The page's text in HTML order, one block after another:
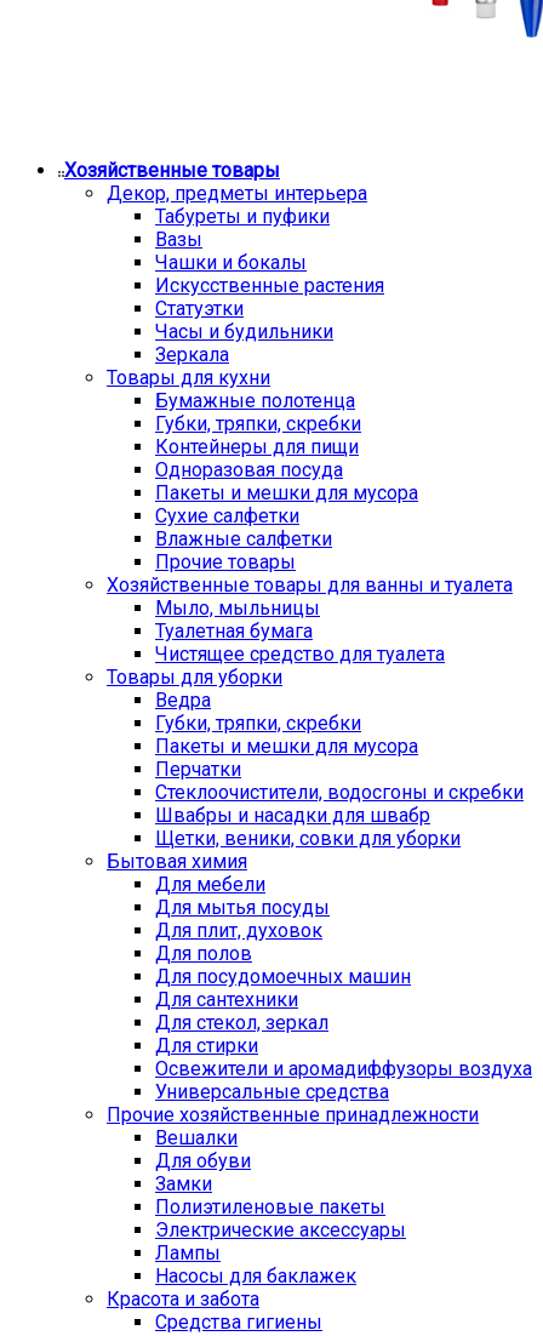
Хозяйственные товары
Декор, предметы интерьера
Табуреты и пуфики
Вазы
Чашки и бокалы
Искусственные растения
Статуэтки
Часы и будильники
Зеркала
Товары для кухни
Бумажные полотенца
Губки, тряпки, скребки
Контейнеры для пищи
Одноразовая посуда
Пакеты и мешки для мусора
Сухие салфетки
Влажные салфетки
Прочие товары
Хозяйственные товары для ванны и туалета
Мыло, мыльницы
Туалетная бумага
Чистящее средство для туалета
Товары для уборки
Ведра
Губки, тряпки, скребки
Пакеты и мешки для мусора
Перчатки
Стеклоочистители, водосгоны и скребки
Швабры и насадки для швабр
Щетки, веники, совки для уборки
Бытовая химия
Для мебели
Для мытья посуды
Для плит, духовок
Для полов
Для посудомоечных машин
Для сантехники
Для стекол, зеркал
Для стирки
Освежители и аромадиффузоры воздуха
Универсальные средства
Прочие хозяйственные принадлежности
Вешалки
Для обуви
Замки
Полиэтиленовые пакеты
Электрические аксессуары
Лампы
Насосы для баклажек
Красота и забота
Средства гигиены